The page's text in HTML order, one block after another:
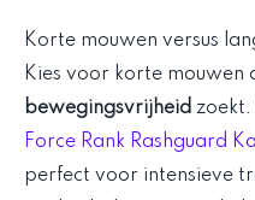
Korte mouwen versus
Kies voor korte mouwen
bewegingsvrijheid zoekt.
Force Rank Rashguard
perfect voor intensieve